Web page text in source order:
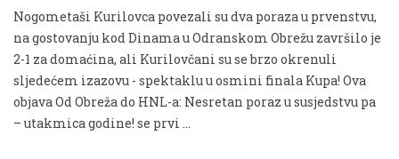
Nogometaši Kurilovca povezali su dva poraza u prvenstvu,
na gostovanju kod Dinama u Odranskom Obrežu završilo je
2-1 za domaćina, ali Kurilovčani su se brzo okrenuli
sljedećem izazovu - spektaklu u osmini finala Kupa! Ova
objava Od Obreža do HNL-a: Nesretan poraz u susjedstvu pa
– utakmica godine! se prvi …